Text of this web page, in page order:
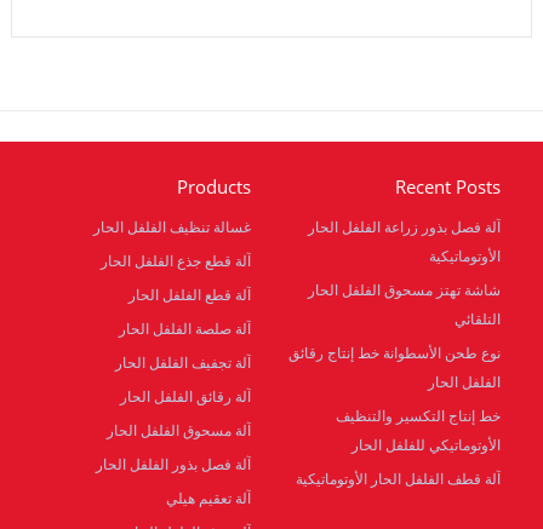
Products
غسالة تنظيف الفلفل الحار
آلة قطع جذع الفلفل الحار
آلة قطع الفلفل الحار
آلة صلصة الفلفل الحار
آلة تجفيف الفلفل الحار
آلة رقائق الفلفل الحار
آلة مسحوق الفلفل الحار
آلة فصل بذور الفلفل الحار
آلة تعقيم هيلي
Recent Posts
آلة فصل بذور زراعة الفلفل الحار
الأوتوماتيكية
شاشة تهتز مسحوق الفلفل الحار
التلقائي
نوع طحن الأسطوانة خط إنتاج رقائق
الفلفل الحار
خط إنتاج التكسير والتنظيف
الأوتوماتيكي للفلفل الحار
آلة قطف الفلفل الحار الأوتوماتيكية